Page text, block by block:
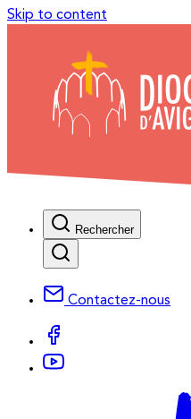
Skip to content
Rechercher
Contactez-nous